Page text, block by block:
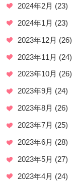
2024年2月 (23)
2024年1月 (23)
2023年12月 (26)
2023年11月 (24)
2023年10月 (26)
2023年9月 (24)
2023年8月 (26)
2023年7月 (25)
2023年6月 (28)
2023年5月 (27)
2023年4月 (24)